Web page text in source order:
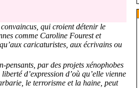
qui croient détenir le
comme Caroline Fourest et
caricaturistes, aux écrivains ou
pensants, par des projets xénophobes
d’expression d’où qu’elle vienne
le terrorisme et la haine, peut